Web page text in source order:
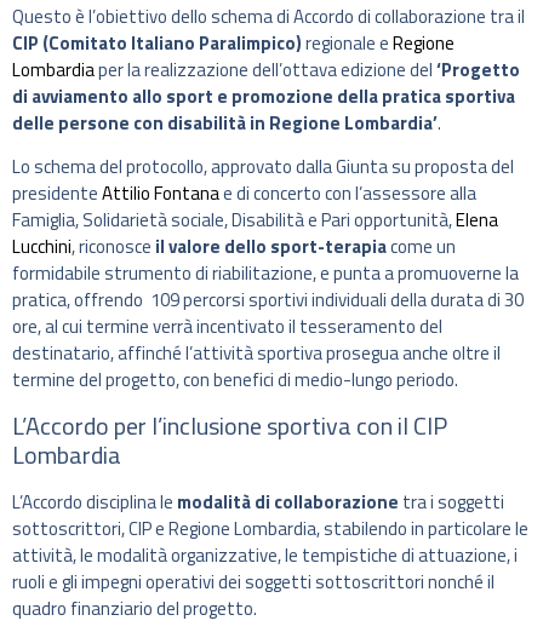
Questo è l’obiettivo dello schema di Accordo di collaborazione tra il
CIP (Comitato Italiano Paralimpico)regionale eRegione
Lombardiaper la realizzazione dell’ottava edizione del‘Progetto
di avviamento allo sport e promozione della pratica sportiva
delle persone con disabilità in Regione Lombardia’.
Lo schema del protocollo, approvato dalla Giunta su proposta del
presidenteAttilio Fontanae di concerto con l’assessore alla
Famiglia, Solidarietà sociale, Disabilità e Pari opportunità,Elena
Lucchini, riconosce il valore dello sport-terapiacome un
formidabile strumento di riabilitazione, e punta a promuoverne la
pratica, offrendo 109 percorsi sportivi individuali della durata di 30
ore, al cui termine verrà incentivato il tesseramento del
destinatario, affinché l’attività sportiva prosegua anche oltre il
termine del progetto, con benefici di medio-lungo periodo.
L’Accordo per l’inclusione sportiva con il CIP
Lombardia
L’Accordo disciplina le modalità di collaborazione tra i soggetti
sottoscrittori, CIP e Regione Lombardia, stabilendo in particolare le
attività, le modalità organizzative, le tempistiche di attuazione, i
ruoli e gli impegni operativi dei soggetti sottoscrittori nonché il
quadro finanziario del progetto.